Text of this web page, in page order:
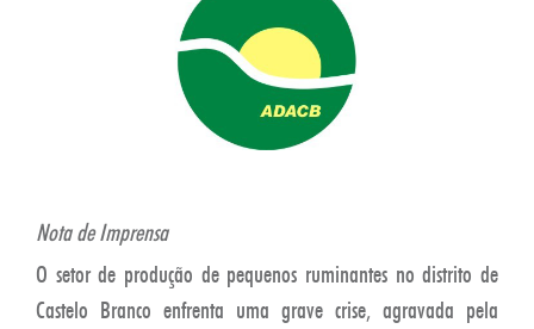
Nota de Imprensa
O setor de produção de pequenos ruminantes no distrito de
Castelo Branco enfrenta uma grave crise, agravada pela